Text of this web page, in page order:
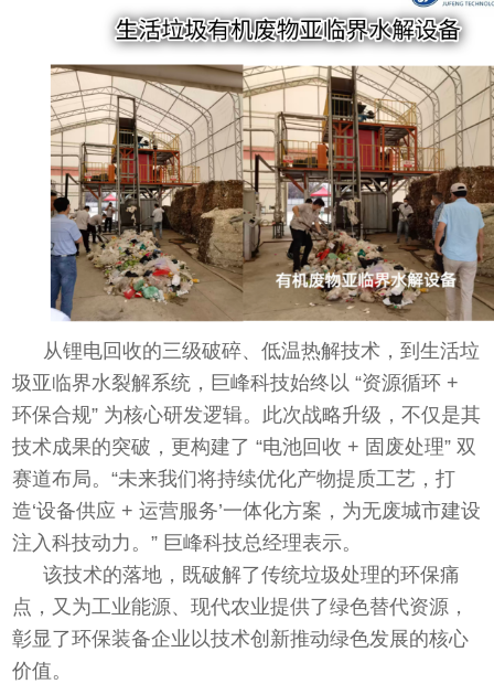
从锂电回收的三级破碎、低温热解技术，到生活垃
圾亚临界水裂解系统，巨峰科技始终以 “资源循环 +
环保合规” 为核心研发逻辑。此次战略升级，不仅是其
技术成果的突破，更构建了 “电池回收 + 固废处理” 双
赛道布局。“未来我们将持续优化产物提质工艺，打
造‘设备供应 + 运营服务’一体化方案，为无废城市建设
注入科技动力。” 巨峰科技总经理表示。
该技术的落地，既破解了传统垃圾处理的环保痛
点，又为工业能源、现代农业提供了绿色替代资源，
彰显了环保装备企业以技术创新推动绿色发展的核心
价值。